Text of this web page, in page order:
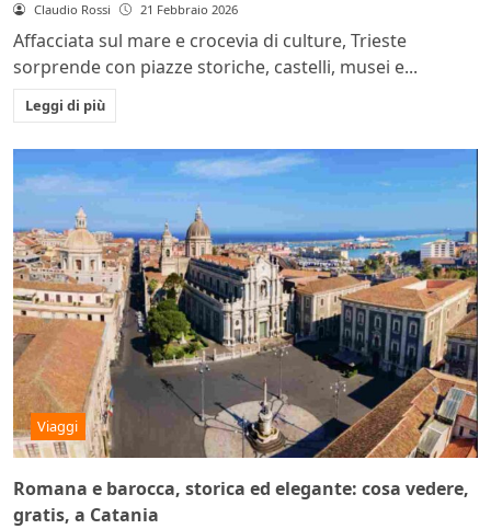
Claudio Rossi 21 Febbraio 2026
Affacciata sul mare e crocevia di culture, Trieste
sorprende con piazze storiche, castelli, musei e...
Leggi di più
Viaggi
Romana e barocca, storica ed elegante: cosa vedere,
gratis, a Catania